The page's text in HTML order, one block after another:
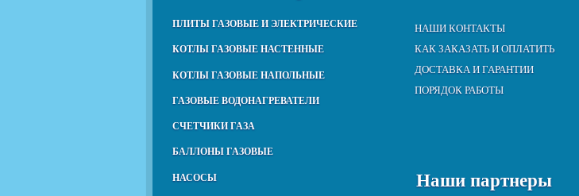
ПЛИТЫ ГАЗОВЫЕ И ЭЛЕКТРИЧЕСКИЕ
КОТЛЫ ГАЗОВЫЕ НАСТЕННЫЕ
КОТЛЫ ГАЗОВЫЕ НАПОЛЬНЫЕ
ГАЗОВЫЕ ВОДОНАГРЕВАТЕЛИ
СЧЕТЧИКИ ГАЗА
БАЛЛОНЫ ГАЗОВЫЕ
НАСОСЫ
НАШИ КОНТАКТЫ
КАК ЗАКАЗАТЬ И ОПЛАТИТЬ
ДОСТАВКА И ГАРАНТИИ
ПОРЯДОК РАБОТЫ
Наши партнеры